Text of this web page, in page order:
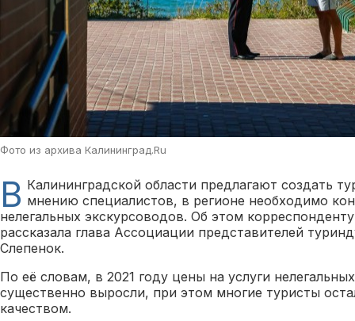
Фото из архива Калининград.Ru
В Калининградской области предлагают создать
мнению специалистов, в регионе необходимо
нелегальных экскурсоводов. Об этом
рассказала глава Ассоциации представителей
Слепенок.
По её словам, в 2021 году цены на услуги
существенно выросли, при этом многие туристы
качеством.